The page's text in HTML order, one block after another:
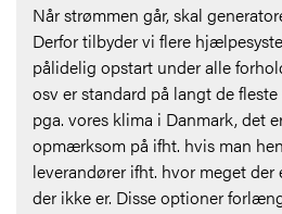
Når strømmen går, skal
Derfor tilbyder vi flere
pålidelig opstart under alle
osv er standard på langt de
pga. vores klima i Danmark, det
opmærksom på ifht. hvis man
leverandører ifht. hvor meget der
der ikke er. Disse optioner